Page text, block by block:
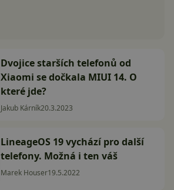
Dvojice starších telefonů od
Xiaomi se dočkala MIUI 14. O
které jde?
Jakub Kárník20.3.2023
LineageOS 19 vychází pro další
telefony. Možná i ten váš
Marek Houser19.5.2022